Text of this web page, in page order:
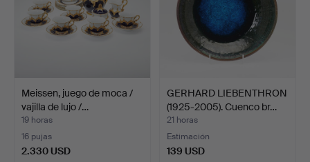
Meissen, juego de moca /
vajilla de lujo /…
19 horas
16 pujas
2.330 USD
GERHARD LIEBENTHRON
(1925-2005). Cuenco br…
21 horas
Estimación
139 USD